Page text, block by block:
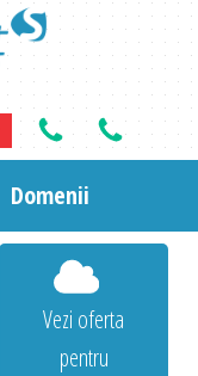
Domenii
Vezi oferta
pentru